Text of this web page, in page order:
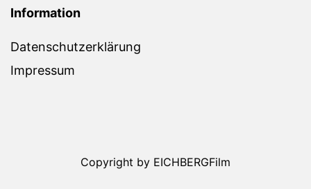
Information
Datenschutzerklärung
Impressum
Copyright by EICHBERGFilm